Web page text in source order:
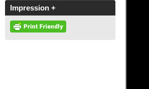
Impression +